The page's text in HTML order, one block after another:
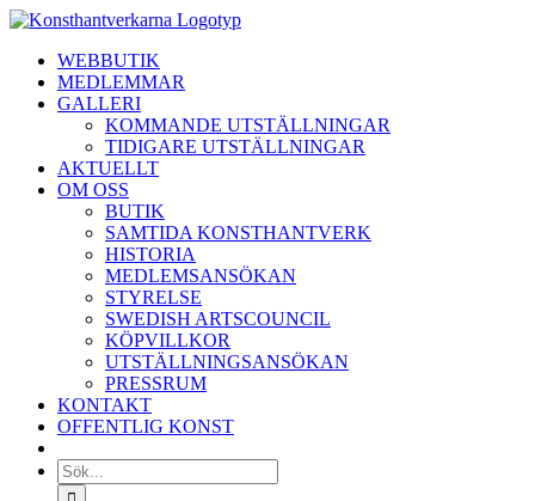
Fortsätt
innehålletWEBBUTIK
MEDLEMMAR
GALLERI
KOMMANDE UTSTÄLLNINGAR
TIDIGARE UTSTÄLLNINGAR
AKTUELLT
OM OSS
BUTIK
SAMTIDA KONSTHANTVERK
HISTORIA
MEDLEMSANSÖKAN
STYRELSE
SWEDISH ARTSCOUNCIL
KÖPVILLKOR
UTSTÄLLNINGSANSÖKAN
PRESSRUM
KONTAKT
OFFENTLIG KONST
Sök
efter: